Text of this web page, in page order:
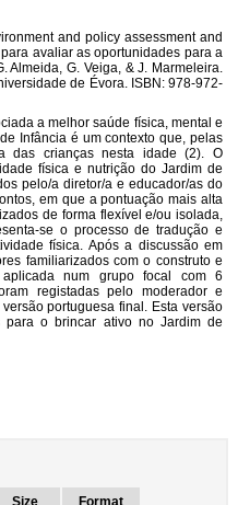
and policy assessment and
avaliar as oportunidades para a
Almeida, G. Veiga, & J. Marmeleira.
de Évora. ISBN: 978-972-
a melhor saúde física, mental e
Infância é um contexto que, pelas
das crianças nesta idade (2). O
física e nutrição do Jardim de
pelo/a diretor/a e educador/as do
em que a pontuação mais alta
de forma flexível e/ou isolada,
se o processo de tradução e
física. Após a discussão em
familiarizados com o construto e
num grupo focal com 6
registadas pelo moderador e
portuguesa final. Esta versão
para o brincar ativo no Jardim de
Size Format